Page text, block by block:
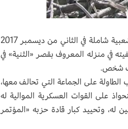
بعد يومين فقط من دعوة الرئيس اليمني السابق علي عبدالله صالح إلى انتفاضة شعبية شاملة في الثاني من ديسمبر 2017
في منزله المعروف بقصر «الثنية» في
على الجماعة التي تحالف معها،
على القوات العسكرية الموالية له
له، وتحييد كبار قادة حزبه «المؤتمر